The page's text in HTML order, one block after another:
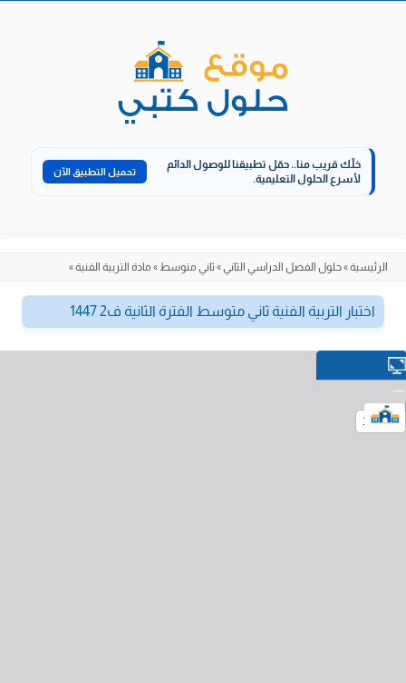
خلّك قريب منا.. حمّل تطبيقنا للوصول الدائم
لأسرع الحلول التعليمية.
تحميل التطبيق الآن
الرئيسية»حلول الفصل الدراسي الثاني» ثاني متوسط» مادة التربية الفنية»
اختبار التربية الفنية ثاني متوسط الفترة الثانية ف2 1447